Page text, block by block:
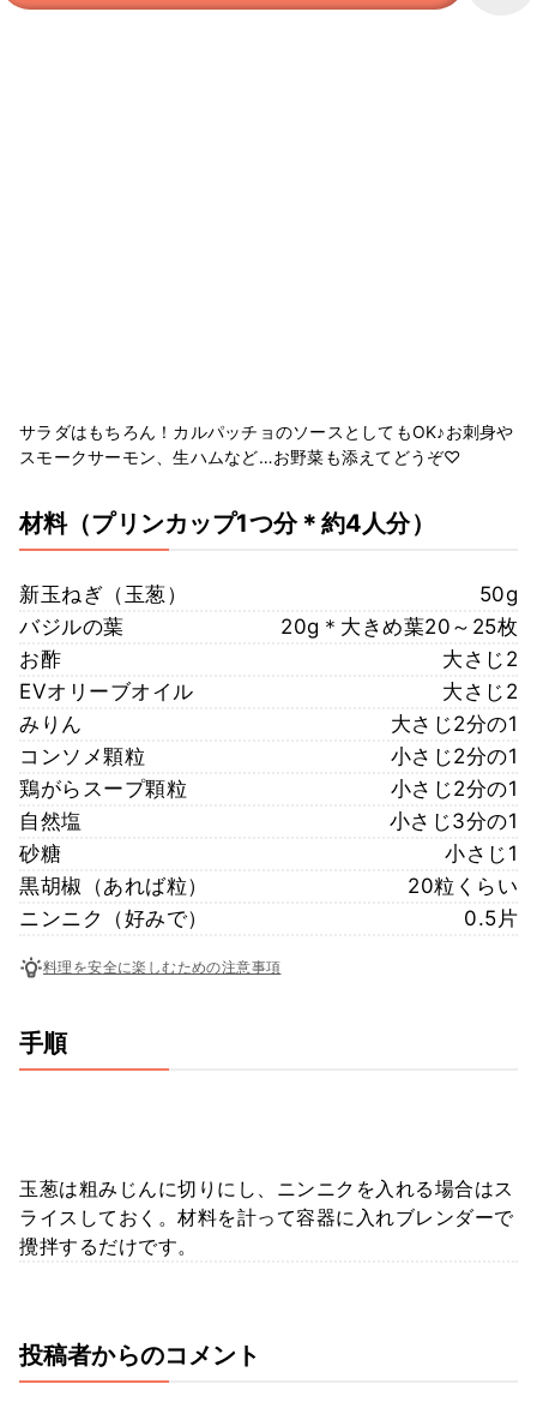
サラダはもちろん！カルパッチョのソースとしてもOK♪お刺身や
スモークサーモン、生ハムなど…お野菜も添えてどうぞ♡
材料（プリンカップ1つ分＊約4人分）
新玉ねぎ（玉葱）
50g
バジルの葉
20g＊大きめ葉20～25枚
お酢
大さじ2
EVオリーブオイル
大さじ2
みりん
大さじ2分の1
コンソメ顆粒
小さじ2分の1
鶏がらスープ顆粒
小さじ2分の1
自然塩
小さじ3分の1
砂糖
小さじ1
黒胡椒（あれば粒）
20粒くらい
ニンニク（好みで）
0.5片
料理を安全に楽しむための注意事項
手順
玉葱は粗みじんに切りにし、ニンニクを入れる場合はス
ライスしておく。材料を計って容器に入れブレンダーで
攪拌するだけです。
投稿者からのコメント